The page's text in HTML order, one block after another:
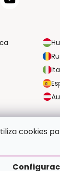
cookies
DE PAGO